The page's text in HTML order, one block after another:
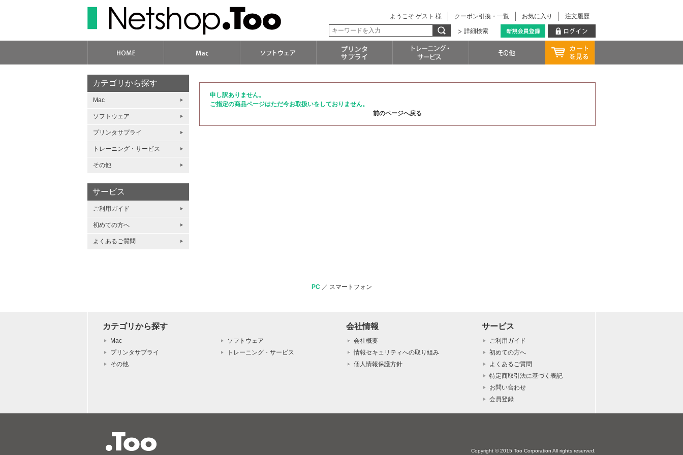
注文履歴
お気に入り
クーポン引換・一覧
ようこそ ゲスト 様
詳細検索
申し訳ありません。
ご指定の商品ページはただ今お取扱いをしておりません。
前のページへ戻る
カテゴリから探す
Mac
ソフトウェア
プリンタサプライ
トレーニング・サービス
その他
サービス
ご利用ガイド
初めての方へ
よくあるご質問
PC／ スマートフォン
カテゴリから探す
Mac
ソフトウェア
プリンタサプライ
トレーニング・サービス
その他
会社情報
会社概要
情報セキュリティへの取り組み
個人情報保護方針
サービス
ご利用ガイド
初めての方へ
よくあるご質問
特定商取引法に基づく表記
お問い合わせ
会員登録
Copyright © 2015 Too Corporation All rights reserved.